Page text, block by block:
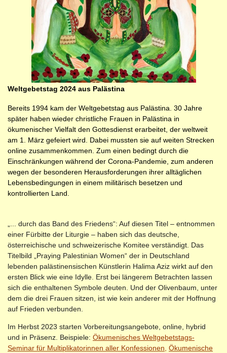
Weltgebetstag 2024 aus Palästina
Bereits 1994 kam der Weltgebetstag aus Palästina. 30 Jahre
später haben wieder christliche Frauen in Palästina in
ökumenischer Vielfalt den Gottesdienst erarbeitet, der weltweit
am 1. März gefeiert wird. Dabei mussten sie auf weiten Strecken
online zusammenkommen. Zum einen bedingt durch die
Einschränkungen während der Corona-Pandemie, zum anderen
wegen der besonderen Herausforderungen ihrer alltäglichen
Lebensbedingungen in einem militärisch besetzen und
kontrollierten Land.
„... durch das Band des Friedens“: Auf diesen Titel – entnommen
einer Fürbitte der Liturgie – haben sich das deutsche,
österreichische und schweizerische Komitee verständigt. Das
Titelbild „Praying Palestinian Women“ der in Deutschland
lebenden palästinensischen Künstlerin Halima Aziz wirkt auf den
ersten Blick wie eine Idylle. Erst bei längerem Betrachten lassen
sich die enthaltenen Symbole deuten. Und der Olivenbaum, unter
dem die drei Frauen sitzen, ist wie kein anderer mit der Hoffnung
auf Frieden verbunden.
Im Herbst 2023 starten Vorbereitungsangebote, online, hybrid
und in Präsenz. Beispiele: Ökumenisches Weltgebetstags-
Seminar für Multiplikatorinnen aller Konfessionen, Ökumenische